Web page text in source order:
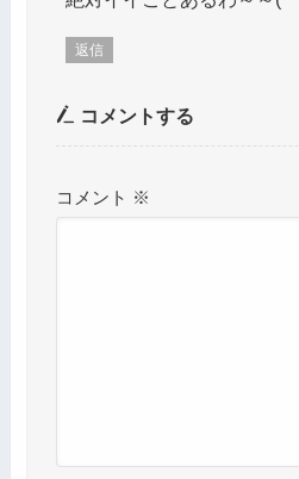
返信
コメントする
コメント ※